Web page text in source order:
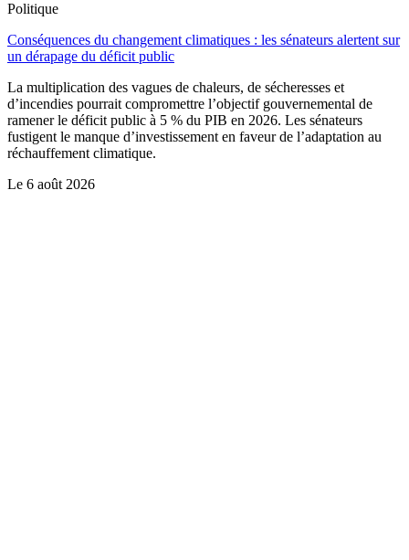
Politique
Conséquences du changement climatiques : les sénateurs alertent sur
un dérapage du déficit public
La multiplication des vagues de chaleurs, de sécheresses et
d’incendies pourrait compromettre l’objectif gouvernemental de
ramener le déficit public à 5 % du PIB en 2026. Les sénateurs
fustigent le manque d’investissement en faveur de l’adaptation au
réchauffement climatique.
Le 6 août 2026